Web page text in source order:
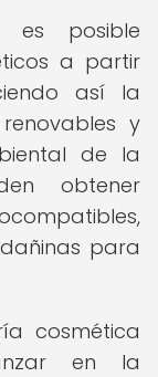
es posible
a partir
así la
y
de la
obtener
para
cosmética
en la